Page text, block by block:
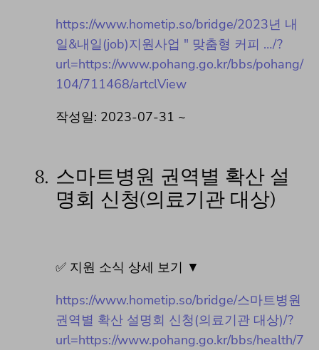
https://www.hometip.so/bridge/2023년 내
일&내일(job)지원사업 " 맞춤형 커피 …/?
url=https://www.pohang.go.kr/bbs/pohang/
104/711468/artclView
작성일: 2023-07-31 ~
8. 스마트병원 권역별 확산 설
명회 신청(의료기관 대상)
✅ 지원 소식 상세 보기 ▼
https://www.hometip.so/bridge/스마트병원
권역별 확산 설명회 신청(의료기관 대상)/?
url=https://www.pohang.go.kr/bbs/health/7